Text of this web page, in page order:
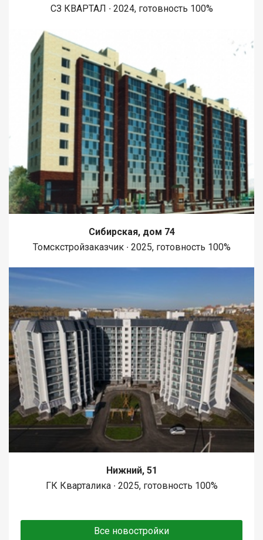
СЗ КВАРТАЛ ∙ 2024, готовность 100%
Сибирская, дом 74
Томскстройзаказчик ∙ 2025, готовность 100%
Нижний, 51
ГК Кварталика ∙ 2025, готовность 100%
Все новостройки